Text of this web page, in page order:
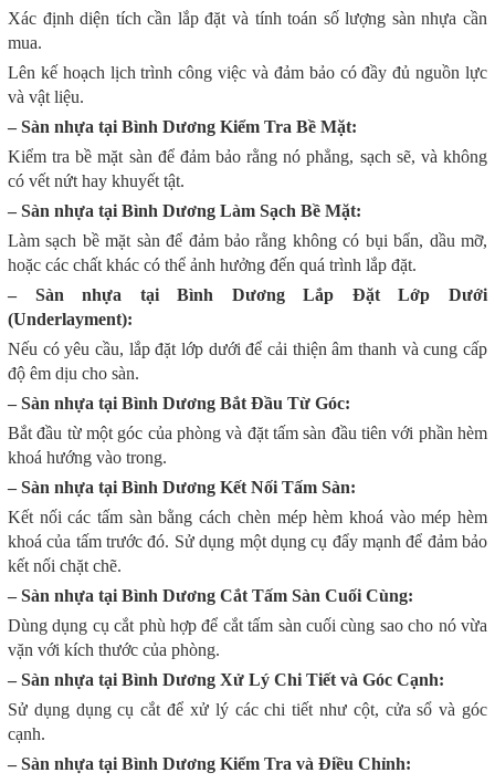
Xác định diện tích cần lắp đặt và tính toán số lượng sàn nhựa cần
mua.
Lên kế hoạch lịch trình công việc và đảm bảo có đầy đủ nguồn lực
và vật liệu.
– Sàn nhựa tại Bình Dương Kiểm Tra Bề Mặt:
Kiểm tra bề mặt sàn để đảm bảo rằng nó phẳng, sạch sẽ, và không
có vết nứt hay khuyết tật.
– Sàn nhựa tại Bình Dương Làm Sạch Bề Mặt:
Làm sạch bề mặt sàn để đảm bảo rằng không có bụi bẩn, dầu mỡ,
hoặc các chất khác có thể ảnh hưởng đến quá trình lắp đặt.
– Sàn nhựa tại Bình Dương Lắp Đặt Lớp Dưới
(Underlayment):
Nếu có yêu cầu, lắp đặt lớp dưới để cải thiện âm thanh và cung cấp
độ êm dịu cho sàn.
– Sàn nhựa tại Bình Dương Bắt Đầu Từ Góc:
Bắt đầu từ một góc của phòng và đặt tấm sàn đầu tiên với phần hèm
khoá hướng vào trong.
– Sàn nhựa tại Bình Dương Kết Nối Tấm Sàn:
Kết nối các tấm sàn bằng cách chèn mép hèm khoá vào mép hèm
khoá của tấm trước đó. Sử dụng một dụng cụ đẩy mạnh để đảm bảo
kết nối chặt chẽ.
– Sàn nhựa tại Bình Dương Cắt Tấm Sàn Cuối Cùng:
Dùng dụng cụ cắt phù hợp để cắt tấm sàn cuối cùng sao cho nó vừa
vặn với kích thước của phòng.
– Sàn nhựa tại Bình Dương Xử Lý Chi Tiết và Góc Cạnh:
Sử dụng dụng cụ cắt để xử lý các chi tiết như cột, cửa sổ và góc
cạnh.
– Sàn nhựa tại Bình Dương Kiểm Tra và Điều Chỉnh: